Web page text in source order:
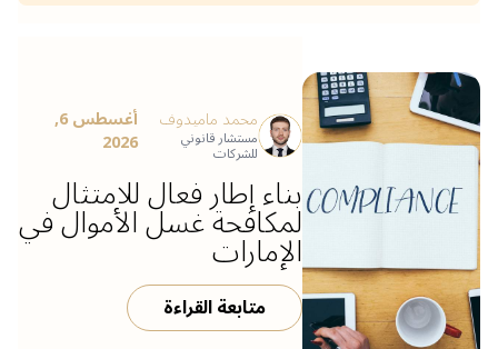
محمد ماميدوف
مستشار قانوني
للشركات
أغسطس 6,
2026
بناء إطار فعال للامتثال
لمكافحة غسل الأموال في
الإمارات
متابعة القراءة